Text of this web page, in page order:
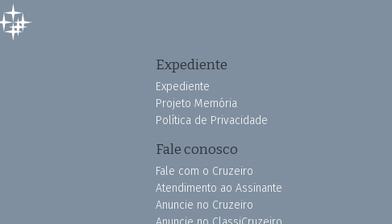
Expediente
Expediente
Projeto Memória
Política de Privacidade
Fale conosco
Fale com o Cruzeiro
Atendimento ao Assinante
Anuncie no Cruzeiro